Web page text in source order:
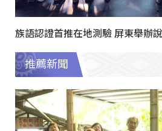
族語認證首推在地測驗 屏東舉辦
推薦新聞